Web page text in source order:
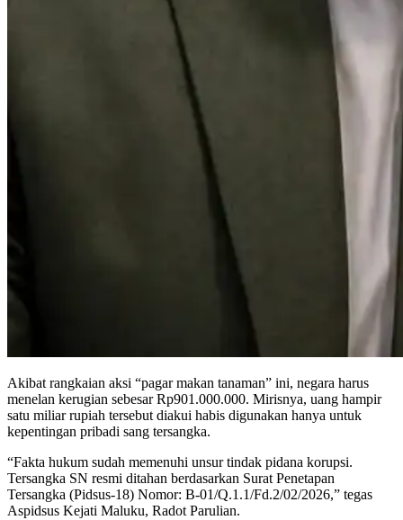
Akibat rangkaian aksi “pagar makan tanaman” ini, negara harus
menelan kerugian sebesar Rp901.000.000. Mirisnya, uang hampir
satu miliar rupiah tersebut diakui habis digunakan hanya untuk
kepentingan pribadi sang tersangka.
“Fakta hukum sudah memenuhi unsur tindak pidana korupsi.
Tersangka SN resmi ditahan berdasarkan Surat Penetapan
Tersangka (Pidsus-18) Nomor: B-01/Q.1.1/Fd.2/02/2026,” tegas
Aspidsus Kejati Maluku, Radot Parulian.